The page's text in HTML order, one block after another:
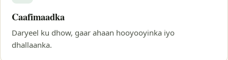
Caafimaadka
Daryeel ku dhow, gaar ahaan hooyooyinka iyo
dhallaanka.